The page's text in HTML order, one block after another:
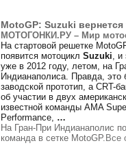
MotoGP:Suzuki
МОТОГОНКИ.РУ – Мир
На стартовой решетке
появится мотоциклSuzuki ,
уже в 2012 году, летом, на
Индианаполиса. Правда, это
заводской прототип, а СRT-
об участии в двух
известной команды AMA
Performance, …
На Гран-При Индианаполис
команда в сетке MotoGP. Все